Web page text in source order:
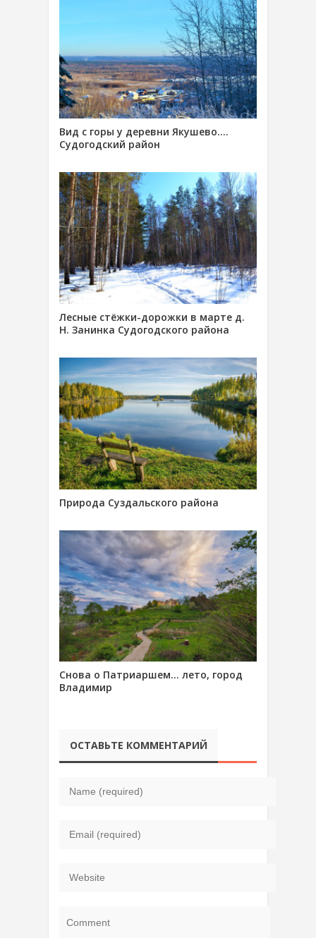
Вид с горы у деревни Якушево….
Судогодский район
Лесные стёжки-дорожки в марте д.
Н. Занинка Судогодского района
Природа Суздальского района
Снова о Патриаршем… лето, город
Владимир
ОСТАВЬТЕ КОММЕНТАРИЙ